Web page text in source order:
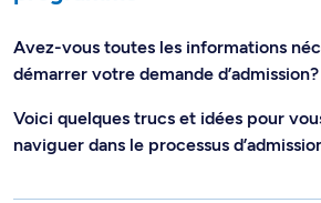
Avez-vous toutes les informations
démarrer votre demande d’admission?
Voici quelques trucs et idées pour
naviguer dans le processus